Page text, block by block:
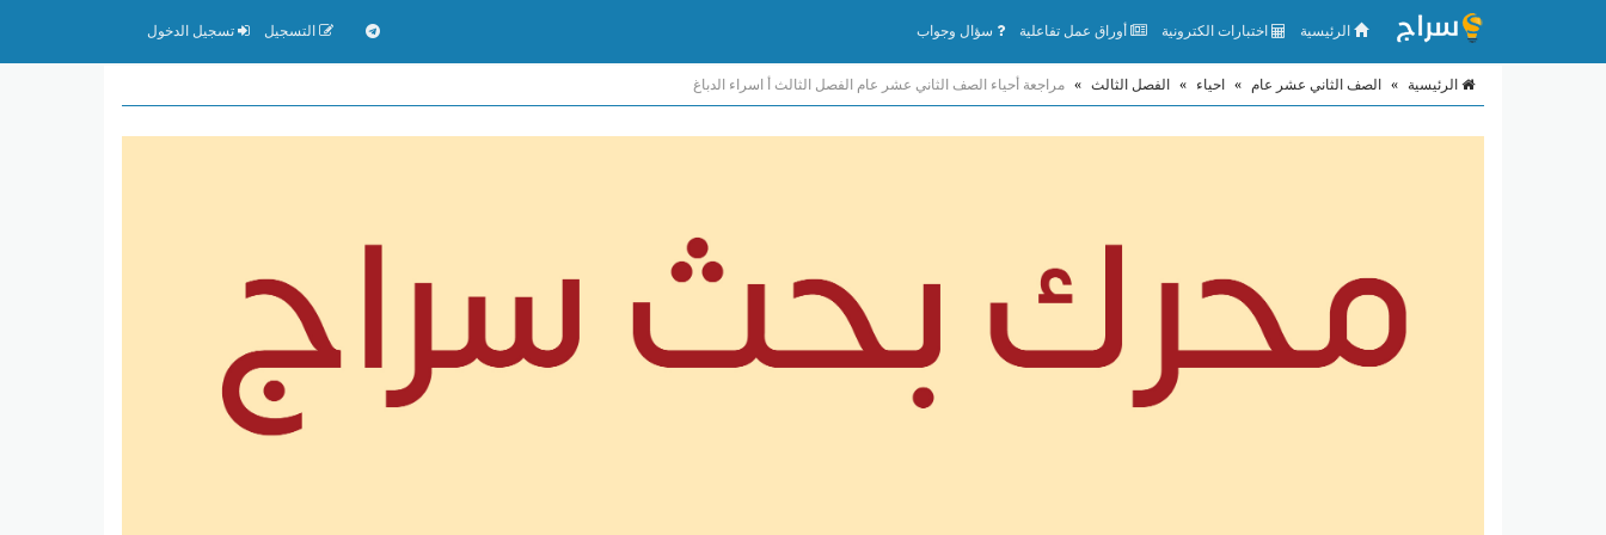
الرئيسية اختبارات الكترونية أوراق عمل تفاعلية سؤال وجواب التسجيل تسجيل الدخول
الرئيسية » الصف الثاني عشر عام » احياء » الفصل الثالث » مراجعة أحياء الصف الثاني عشر عام الفصل الثالث أ اسراء الدباغ